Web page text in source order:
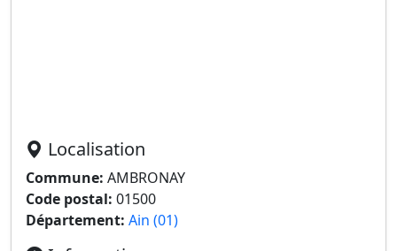
Localisation
Commune: AMBRONAY
Code postal: 01500
Département: Ain (01)